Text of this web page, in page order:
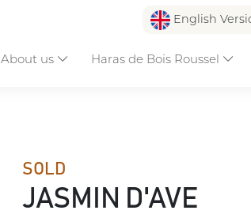
English
About us Haras de Bois Roussel
SOLD
JASMIN D'AVE